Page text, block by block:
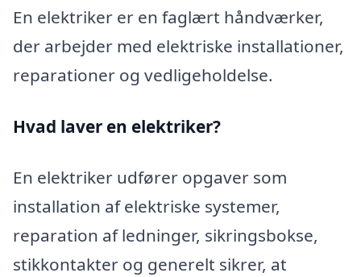
En elektriker er en faglært håndværker,
der arbejder med elektriske installationer,
reparationer og vedligeholdelse.
Hvad laver en elektriker?
En elektriker udfører opgaver som
installation af elektriske systemer,
reparation af ledninger, sikringsbokse,
stikkontakter og generelt sikrer, at